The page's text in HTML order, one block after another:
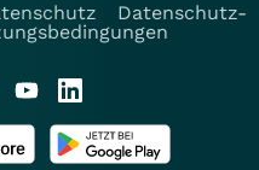
Datenschutz-